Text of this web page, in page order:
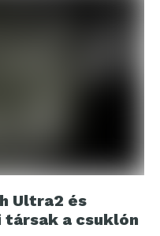
Ultra2 és
társak a csuklón